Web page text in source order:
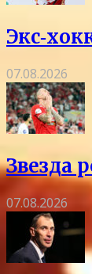
07.08.2026
Звезда
07.08.2026